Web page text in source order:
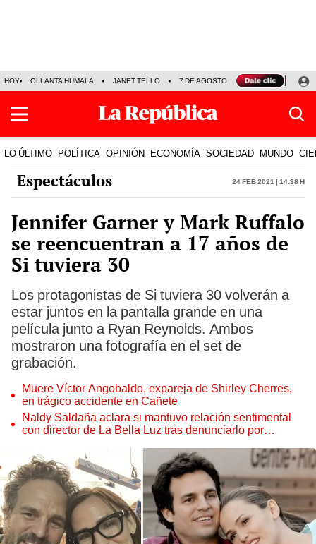
HOY OLLANTA HUMALA JANET TELLO 7 DE AGOSTO TINKA RESULTADOS
LO ÚLTIMO POLÍTICA OPINIÓN ECONOMÍA SOCIEDAD MUNDO
Espectáculos 24 Feb 2021 | 14:38 h
Jennifer Garner y Mark Ruffalo
se reencuentran a 17 años de
Si tuviera 30
Los protagonistas de Si tuviera 30 volverán a
estar juntos en la pantalla grande en una
película junto a Ryan Reynolds. Ambos
mostraron una fotografía en el set de
grabación.
Muere Víctor Angobaldo, expareja de Shirley Cherres,
en trágico accidente en Cañete
Naldy Saldaña aclara si mantuvo relación sentimental
con director de La Bella Luz tras denunciarlo por